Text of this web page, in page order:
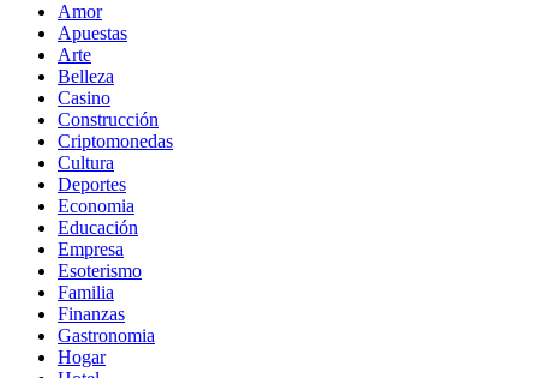
Amor
Apuestas
Arte
Belleza
Casino
Construcción
Criptomonedas
Cultura
Deportes
Economia
Educación
Empresa
Esoterismo
Familia
Finanzas
Gastronomia
Hogar